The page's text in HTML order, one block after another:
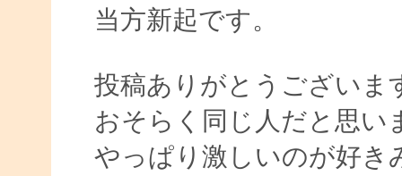
当方新起です。
投稿ありがとうございま
おそらく同じ人だと思い
やっぱり激しいのが好き